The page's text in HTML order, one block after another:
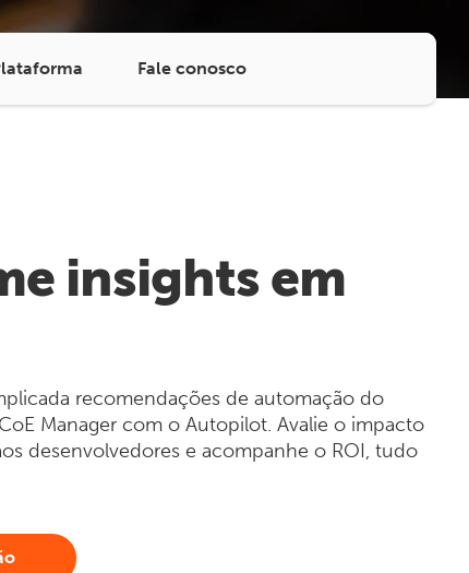
Fale conosco
insights em
recomendações de automação do
Manager com o Autopilot. Avalie o impacto
desenvolvedores e acompanhe o ROI, tudo